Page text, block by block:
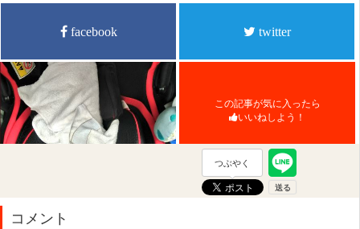
facebook twitter
この記事が気に入ったら
いいねしよう！
つぶやく
コメント